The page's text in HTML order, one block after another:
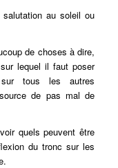
au soleil ou
de choses à dire,
lequel il faut poser
tous les autres
de pas mal de
quels peuvent être
du tronc sur les